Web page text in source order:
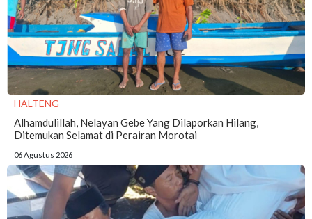
HALTENG
Alhamdulillah, Nelayan Gebe Yang Dilaporkan Hilang,
Ditemukan Selamat di Perairan Morotai
06 Agustus 2026